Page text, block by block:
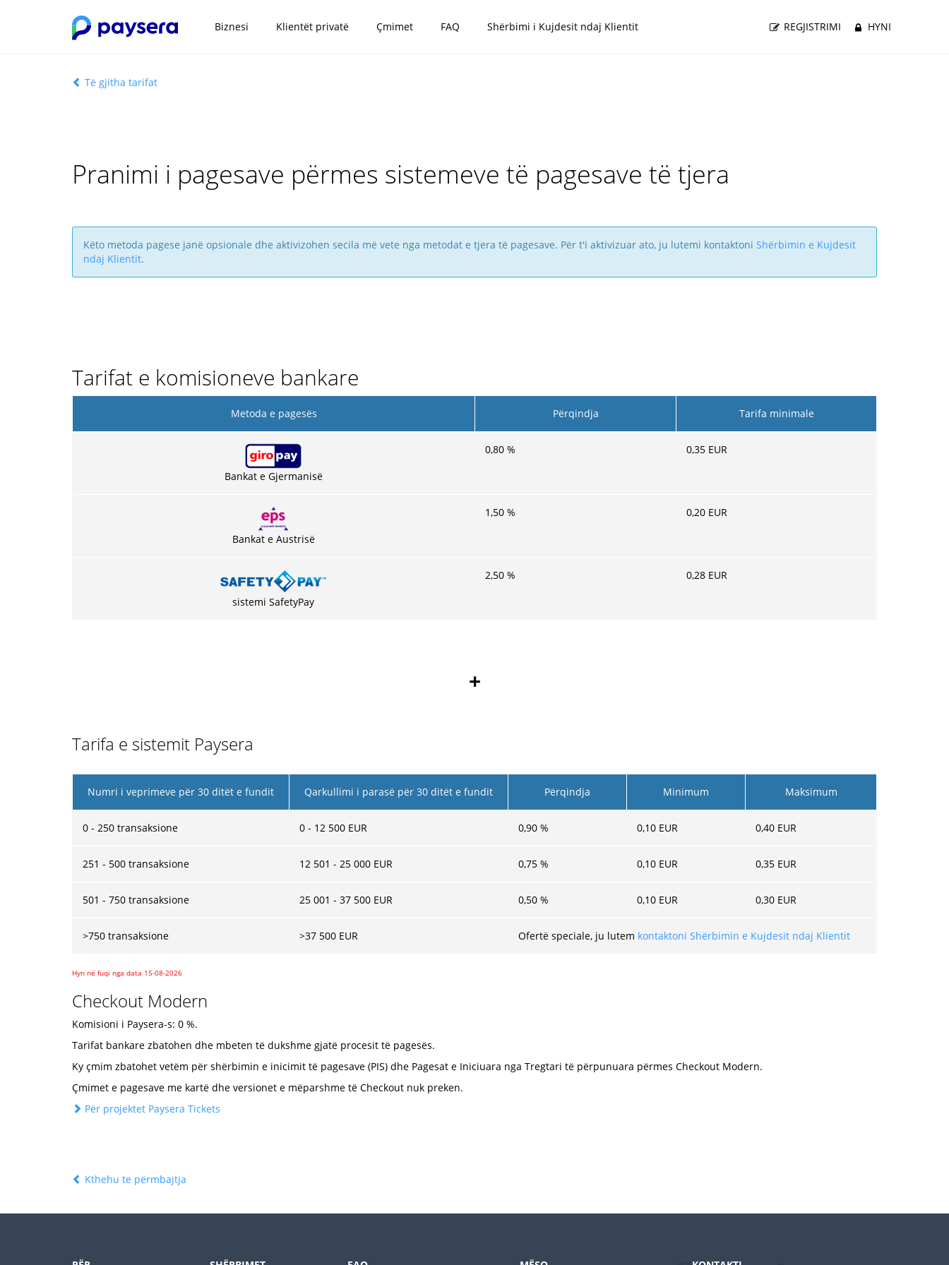
Biznesi Klientët privatë Çmimet FAQ Shërbimi i Kujdesit ndaj Klientit REGJISTRIMI HYNI
Të gjitha tarifat
Pranimi i pagesave përmes sistemeve të pagesave të tjera
Këto metoda pagese janë opsionale dhe aktivizohen secila më vete nga metodat e tjera të pagesave. Për t'i aktivizuar ato, ju lutemi kontaktoni Shërbimin e Kujdesit
ndaj Klientit.
Tarifat e komisioneve bankare
Metoda e pagesës Përqindja Tarifa minimale
Bankat e Gjermanisë
0,80 % 0,35 EUR
Bankat e Austrisë
1,50 % 0,20 EUR
sistemi SafetyPay
2,50 % 0,28 EUR
+
Tarifa e sistemit Paysera
Numri i veprimeve për 30 ditët e fundit Qarkullimi i parasë për 30 ditët e fundit Përqindja Minimum Maksimum
0 - 250 transaksione 0 - 12 500 EUR 0,90 % 0,10 EUR 0,40 EUR
251 - 500 transaksione 12 501 - 25 000 EUR 0,75 % 0,10 EUR 0,35 EUR
501 - 750 transaksione 25 001 - 37 500 EUR 0,50 % 0,10 EUR 0,30 EUR
>750 transaksione >37 500 EUR Ofertë speciale, ju lutem kontaktoni Shërbimin e Kujdesit ndaj Klientit
Hyn në fuqi nga data 15-08-2026
Checkout Modern
Komisioni i Paysera-s: 0 %.
Tarifat bankare zbatohen dhe mbeten të dukshme gjatë procesit të pagesës.
Ky çmim zbatohet vetëm për shërbimin e inicimit të pagesave (PIS) dhe Pagesat e Iniciuara nga Tregtari të përpunuara përmes Checkout Modern.
Çmimet e pagesave me kartë dhe versionet e mëparshme të Checkout nuk preken.
Për projektet Paysera Tickets
Kthehu te përmbajtja